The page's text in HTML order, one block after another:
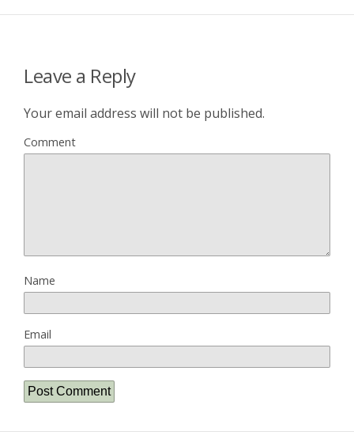
Leave a Reply
Your email address will not be published.
Comment
Name
Email